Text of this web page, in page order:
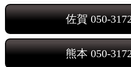
佐賀050-
熊本050-